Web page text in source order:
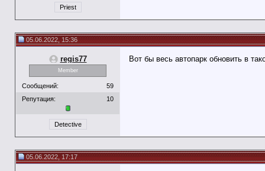
Priest
05.06.2022, 15:36
regis77
Member
Сообщений:
59
Репутация:
10
Detective
Вот бы весь автопарк обновить в
05.06.2022, 17:17